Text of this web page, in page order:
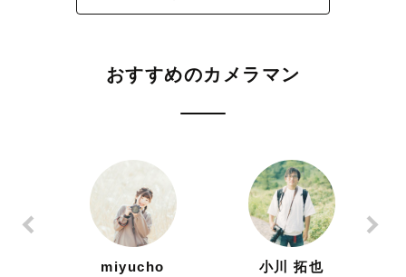
休日,平日問わず撮影可能です。
▲や×にしているところも
撮影場所や時間によっては、
公式LINEからお問い合わせいただくか、
ご予約のリクエストをお送りください。
おすすめのカメラマン
miyucho 小川 拓也